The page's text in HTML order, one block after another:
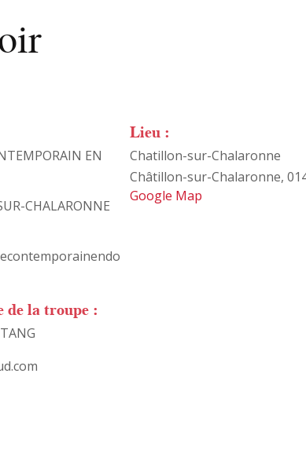
EN
CHALARONNE
de la troupe :
Lieu :
Chatillon-sur-Chalaronne
Châtillon-sur-Chalaronne,
Google Map